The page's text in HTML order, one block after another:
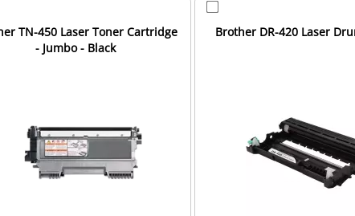
TN-450 Laser Toner Cartridge
- Jumbo - Black
Brother DR-420 Laser